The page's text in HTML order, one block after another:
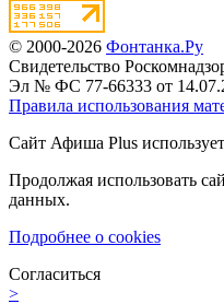
© 2000-2026 Фонтанка.Ру
Свидетельство
Эл № ФС 77-66333 от
Правила использования
Сайт Афиша Plus
Продолжая использовать
данных.
Подробнее о cookies
Согласиться
>